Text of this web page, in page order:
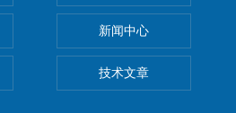
新闻中心
技术文章